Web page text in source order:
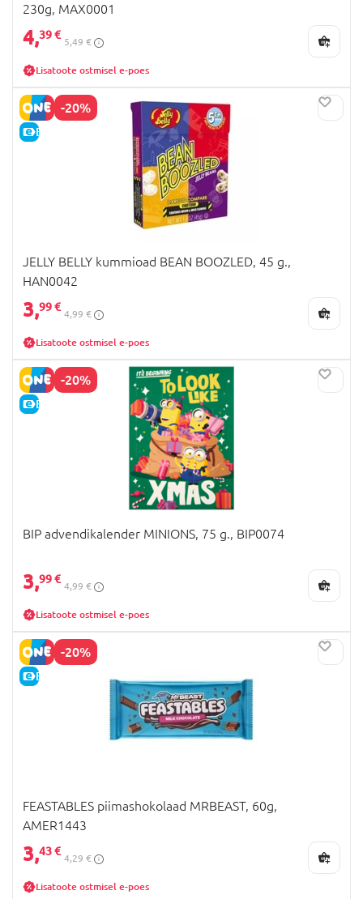
230g, MAX0001
4,39 €
5,49 €
Lisatoote ostmisel e-poes
-20%
E-HIND
JELLY BELLY kummioad BEAN BOOZLED, 45 g.,
HAN0042
3,99 €
4,99 €
Lisatoote ostmisel e-poes
-20%
E-HIND
BIP advendikalender MINIONS, 75 g., BIP0074
3,99 €
4,99 €
Lisatoote ostmisel e-poes
-20%
E-HIND
FEASTABLES piimashokolaad MRBEAST, 60g,
AMER1443
3,43 €
4,29 €
Lisatoote ostmisel e-poes